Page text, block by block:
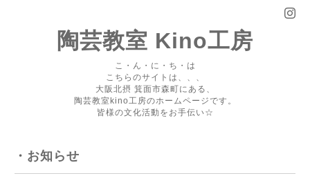
陶芸教室 Kino工房
こ・ん・に・ち・は
こちらのサイトは、、、
大阪北摂 箕面市森町にある、
陶芸教室kino工房のホームページです。
皆様の文化活動をお手伝い☆
・お知らせ